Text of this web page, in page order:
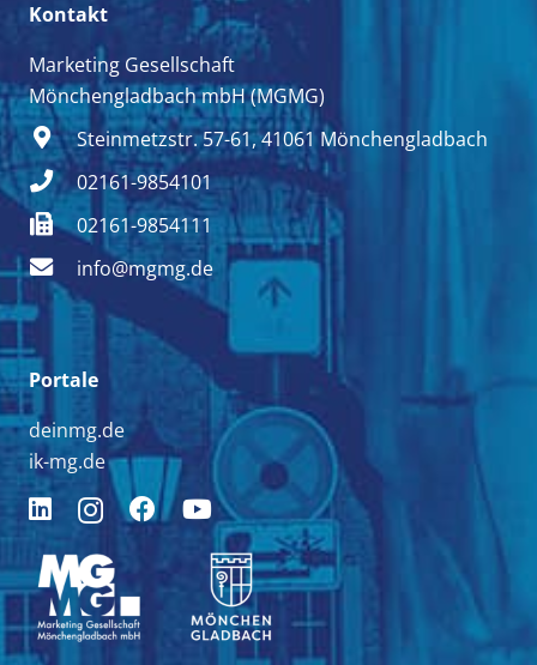
Kontakt
Marketing Gesellschaft
Mönchengladbach mbH (MGMG)
Steinmetzstr. 57-61, 41061 Mönchengladbach
02161-9854101
02161-9854111
info@mgmg.de
Portale
deinmg.de
ik-mg.de